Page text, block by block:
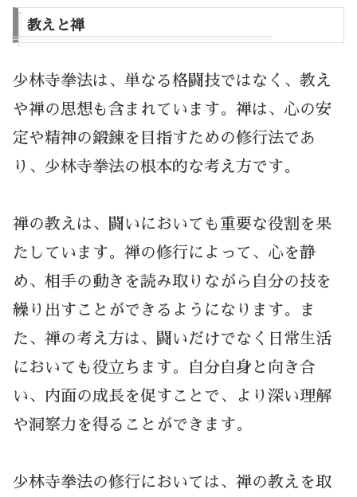
教えと禅
少林寺拳法は、単なる格闘技ではなく、教え
や禅の思想も含まれています。禅は、心の安
定や精神の鍛錬を目指すための修行法であ
り、少林寺拳法の根本的な考え方です。
禅の教えは、闘いにおいても重要な役割を果
たしています。禅の修行によって、心を静
め、相手の動きを読み取りながら自分の技を
繰り出すことができるようになります。ま
た、禅の考え方は、闘いだけでなく日常生活
においても役立ちます。自分自身と向き合
い、内面の成長を促すことで、より深い理解
や洞察力を得ることができます。
少林寺拳法の修行においては、禅の教えを取